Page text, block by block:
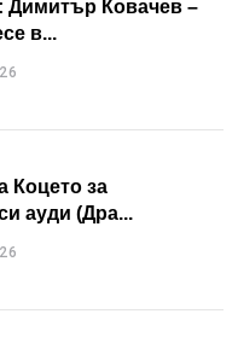
Димитър Ковачев –
в...
Коцето за
ауди (Дра...